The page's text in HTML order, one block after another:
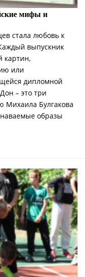
мифы и
стала любовь к
выпускник
картин,
или
дипломной
– это три
Михаила Булгакова
образы